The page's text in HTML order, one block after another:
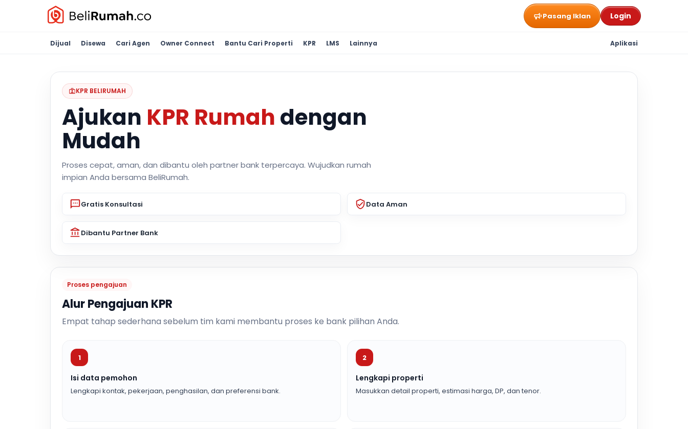
Pasang Iklan Login
Dijual Disewa Cari Agen Owner Connect Bantu Cari Properti KPR LMS Lainnya Aplikasi
KPR BELIRUMAH
Ajukan KPR Rumah dengan
Mudah
Proses cepat, aman, dan dibantu oleh partner bank terpercaya. Wujudkan rumah
impian Anda bersama BeliRumah.
Gratis Konsultasi Data Aman
Dibantu Partner Bank
Proses pengajuan
Alur Pengajuan KPR
Empat tahap sederhana sebelum tim kami membantu proses ke bank pilihan Anda.
1
Isi data pemohon
Lengkapi kontak, pekerjaan, penghasilan, dan preferensi bank.
2
Lengkapi properti
Masukkan detail properti, estimasi harga, DP, dan tenor.